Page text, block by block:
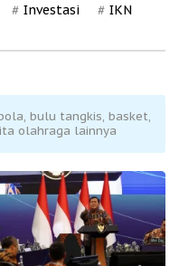
Investasi IKN
bulu tangkis, basket,
olahraga lainnya